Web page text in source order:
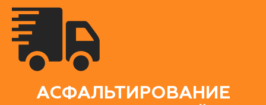
АСФАЛЬТИРОВАНИЕ